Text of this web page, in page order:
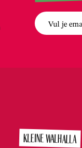
Vul je
KLEINE WALHALLA